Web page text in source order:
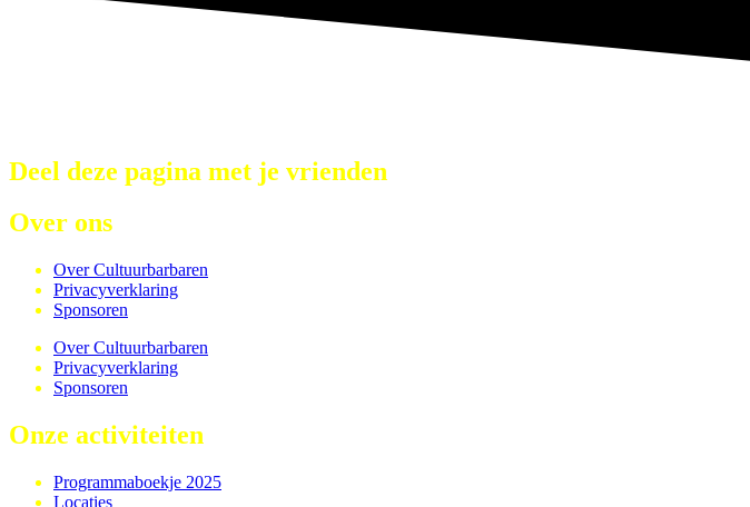
Deel deze pagina met je vrienden
Over ons
Over Cultuurbarbaren
Privacyverklaring
Sponsoren
Over Cultuurbarbaren
Privacyverklaring
Sponsoren
Onze activiteiten
Programmaboekje 2025
Locaties